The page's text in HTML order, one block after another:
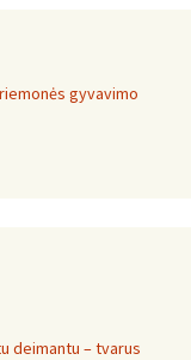
gyvavimo
deimantu – tvarus